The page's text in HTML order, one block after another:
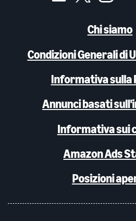
Chi siamo
Condizioni Generali di
Informativa sulla
Annunci basati
Informativa sui
Amazon Ads
Posizioni